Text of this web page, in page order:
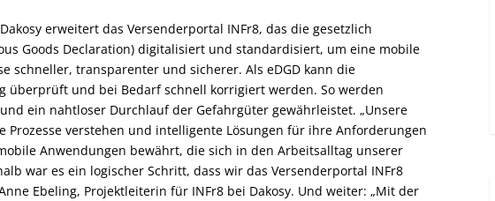
erweitert das Versenderportal INFr8, das die gesetzlich
Goods Declaration) digitalisiert und standardisiert, um eine mobile
schneller, transparenter und sicherer. Als eDGD kann die
überprüft und bei Bedarf schnell korrigiert werden. So werden
ein nahtloser Durchlauf der Gefahrgüter gewährleistet. „Unsere
Prozesse verstehen und intelligente Lösungen für ihre Anforderungen
Anwendungen bewährt, die sich in den Arbeitsalltag unserer
war es ein logischer Schritt, dass wir das Versenderportal INFr8
Ebeling, Projektleiterin für INFr8 bei Dakosy. Und weiter: „Mit der